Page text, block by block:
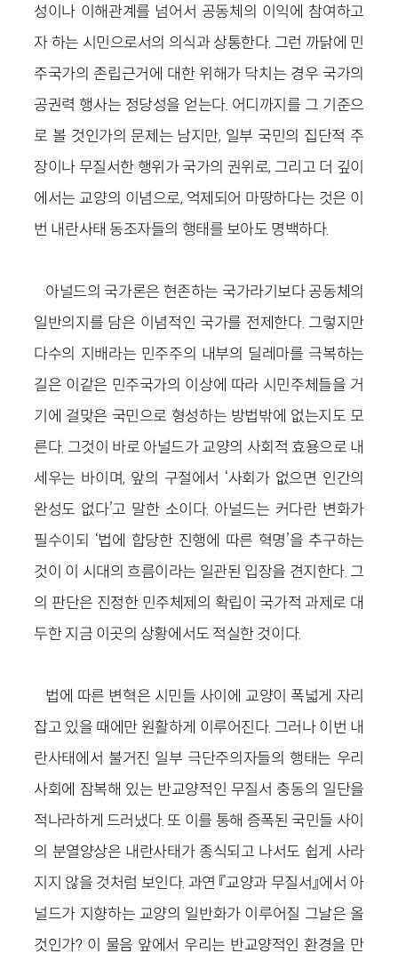
성이나 이해관계를 넘어서 공동체의 이익에 참여하고
자 하는 시민으로서의 의식과 상통한다. 그런 까닭에 민
주국가의 존립근거에 대한 위해가 닥치는 경우 국가의
공권력 행사는 정당성을 얻는다. 어디까지를 그 기준으
로 볼 것인가의 문제는 남지만, 일부 국민의 집단적 주
장이나 무질서한 행위가 국가의 권위로, 그리고 더 깊이
에서는 교양의 이념으로, 억제되어 마땅하다는 것은 이
번 내란사태 동조자들의 행태를 보아도 명백하다.
아널드의 국가론은 현존하는 국가라기보다 공동체의
일반의지를 담은 이념적인 국가를 전제한다. 그렇지만
다수의 지배라는 민주주의 내부의 딜레마를 극복하는
길은 이같은 민주국가의 이상에 따라 시민주체들을 거
기에 걸맞은 국민으로 형성하는 방법밖에 없는지도 모
른다. 그것이 바로 아널드가 교양의 사회적 효용으로 내
세우는 바이며, 앞의 구절에서 ‘사회가 없으면 인간의
완성도 없다’고 말한 소이다. 아널드는 커다란 변화가
필수이되 ‘법에 합당한 진행에 따른 혁명’을 추구하는
것이 이 시대의 흐름이라는 일관된 입장을 견지한다. 그
의 판단은 진정한 민주체제의 확립이 국가적 과제로 대
두한 지금 이곳의 상황에서도 적실한 것이다.
법에 따른 변혁은 시민들 사이에 교양이 폭넓게 자리
잡고 있을 때에만 원활하게 이루어진다. 그러나 이번 내
란사태에서 불거진 일부 극단주의자들의 행태는 우리
사회에 잠복해 있는 반교양적인 무질서 충동의 일단을
적나라하게 드러냈다. 또 이를 통해 증폭된 국민들 사이
의 분열양상은 내란사태가 종식되고 나서도 쉽게 사라
지지 않을 것처럼 보인다. 과연 『교양과 무질서』에서 아
널드가 지향하는 교양의 일반화가 이루어질 그날은 올
것인가? 이 물음 앞에서 우리는 반교양적인 환경을 만